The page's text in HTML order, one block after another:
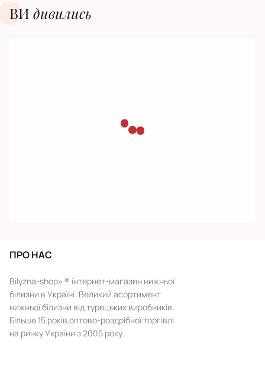
ВИ дивилиcь
ПРО НАС
Bilyzna-shop» ® інтернет-магазин нижньої
білизни в Україні. Великий асортимент
нижньої білизни від турецьких виробників.
Більше 15 років оптово-роздрібної торгівлі
на ринку України з 2005 року.